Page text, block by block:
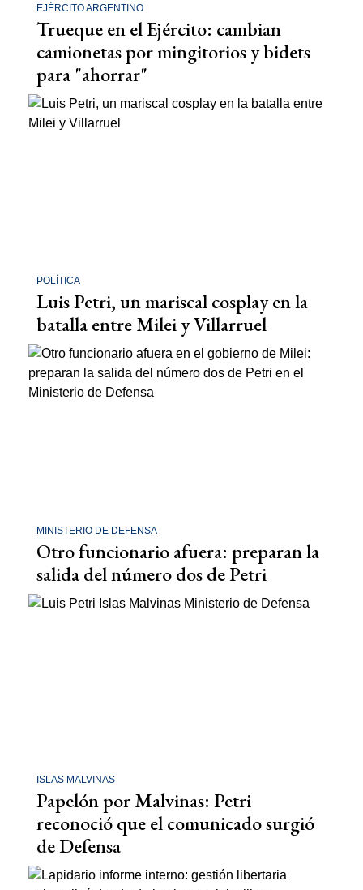
EJÉRCITO ARGENTINO
Trueque en el Ejército: cambian
camionetas por mingitorios y bidets
para "ahorrar"
POLÍTICA
Luis Petri, un mariscal cosplay en la
batalla entre Milei y Villarruel
MINISTERIO DE DEFENSA
Otro funcionario afuera: preparan la
salida del número dos de Petri
ISLAS MALVINAS
Papelón por Malvinas: Petri
reconoció que el comunicado surgió
de Defensa